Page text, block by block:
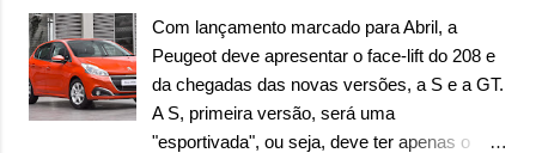
120km/h. Além disso, a nova bateria do E200
Model T o permite que 30 minutos plugado
na tomada normal recarregue sua bateria em
80%. Ainda segundo a Zotye, as primeiras
unidades do E200 Model T já estão no Brasil
Com lançamento marcado para Abril, a
Peugeot deve apresentar o face-lift do 208 e
da chegadas das novas versões, a S e a GT.
A S, primeira versão, será uma
"esportivada", ou seja, deve ter apenas o